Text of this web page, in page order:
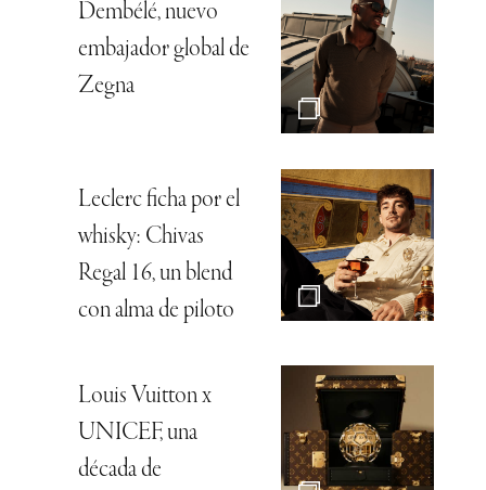
Dembélé, nuevo
embajador global de
Zegna
Leclerc ficha por el
whisky: Chivas
Regal 16, un blend
con alma de piloto
Louis Vuitton x
UNICEF, una
década de